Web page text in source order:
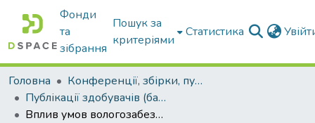
Фонди
та
зібрання
Пошук за
критеріями
Статистика
Головна
Конференції, збірки, публікації молодих вчених і здобувачів : магістрів, бакалаврів, аспірантів.
Публікації здобувачів (бакалаврів. магістрів, аспірантів)
Вплив умов вологозабезпеченості на урожайність озимої пшениці у Південному Степу України